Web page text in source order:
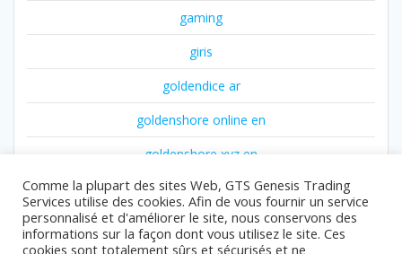
gaming
giris
goldendice ar
goldenshore online en
goldenshore xyz en
gr2
gr3
Comme la plupart des sites Web, GTS Genesis Trading
Services utilise des cookies. Afin de vous fournir un service
personnalisé et d'améliorer le site, nous conservons des
informations sur la façon dont vous utilisez le site. Ces
cookies sont totalement sûrs et sécurisés et ne